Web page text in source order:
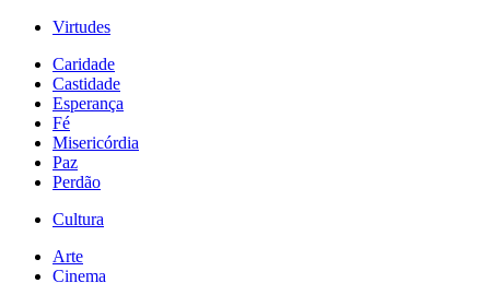
Virtudes
Caridade
Castidade
Esperança
Fé
Misericórdia
Paz
Perdão
Cultura
Arte
Cinema